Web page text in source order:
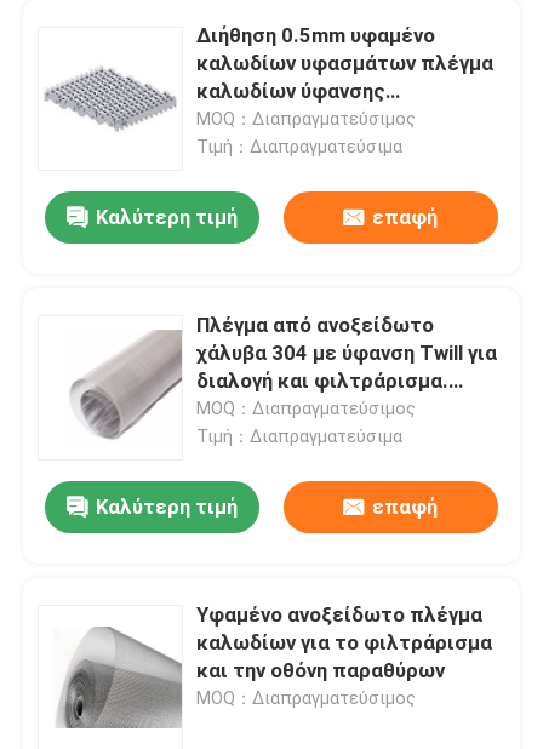
Διήθηση 0.5mm υφαμένο
καλωδίων υφασμάτων πλέγμα
καλωδίων ύφανσης
ανοξείδωτου αντίστροφο
ολλανδικό
MOQ：Διαπραγματεύσιμος
Τιμή：Διαπραγματεύσιμα
Καλύτερη τιμή επαφή
Πλέγμα από ανοξείδωτο
χάλυβα 304 με ύφανση Twill για
διαλογή και φιλτράρισμα.
Χρησιμοποιείται ευρέως σε
ορυχεία
MOQ：Διαπραγματεύσιμος
Τιμή：Διαπραγματεύσιμα
Καλύτερη τιμή επαφή
Υφαμένο ανοξείδωτο πλέγμα
καλωδίων για το φιλτράρισμα
και την οθόνη παραθύρων
MOQ：Διαπραγματεύσιμος